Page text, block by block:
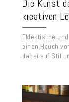
Die Kunst
kreativen
Eklektische
einen Hauch
dabei auf Stil